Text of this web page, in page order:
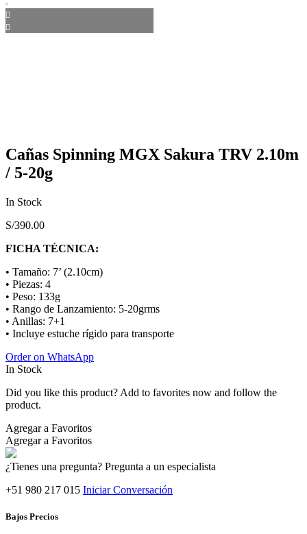
Cañas Spinning MGX Sakura TRV 2.10m
/ 5-20g
In Stock
S/390.00
FICHA TÉCNICA:
• Tamaño: 7’ (2.10cm)
• Piezas: 4
• Peso: 133g
• Rango de Lanzamiento: 5-20grms
• Anillas: 7+1
• Incluye estuche rígido para transporte
Order on WhatsApp
In Stock
Did you like this product? Add to favorites now and follow the
product.
Agregar a Favoritos
Agregar a Favoritos
¿Tienes una pregunta? Pregunta a un especialista
+51 980 217 015 Iniciar Conversación
Bajos Precios